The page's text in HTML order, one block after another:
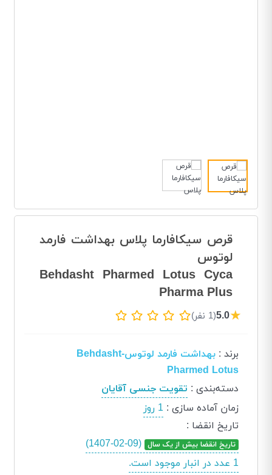
قرص سیکافارما پلاس بهداشت فارمد
لوتوس
Behdasht Pharmed Lotus Cyca
Pharma Plus
★
5.0(1 نفر)
برند :
بهداشت فارمد لوتوس-Behdasht
Pharmed Lotus
دسته‌بندی : تقویت جنسی آقایان
زمان آماده سازی :1 روز
تاریخ انقضا :
تاریخ انقضا بیش از یک سال (1407-02-09)
1 عدد در انبار موجود است.